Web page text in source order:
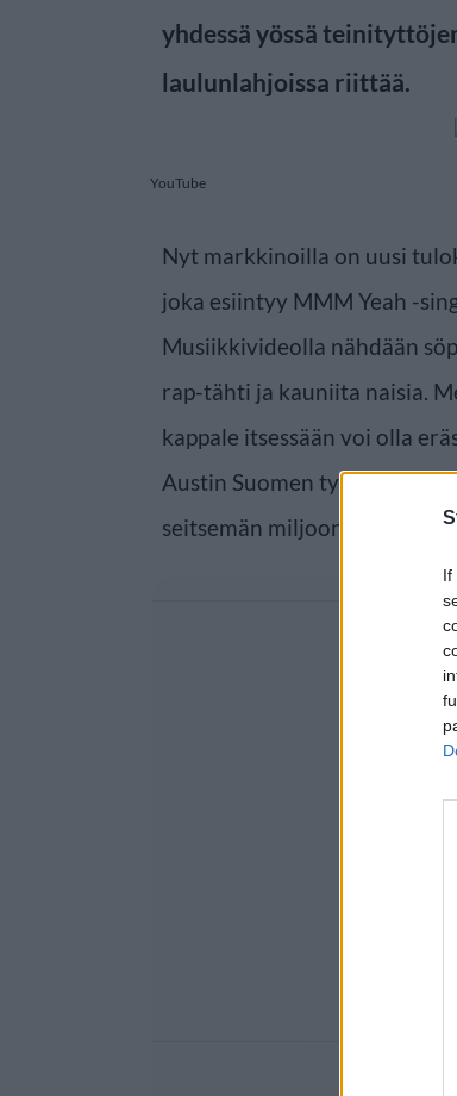
If
yhdessä yössä
laulunlahjoissa riittää.
YouTube
Nyt markkinoilla on uusi
joka esiintyy MMM Yeah -
Musiikkivideolla nähdään
rap-tähti ja kauniita naisia.
kappale itsessään voi olla
Austin Suomen tyttösiin?
seitsemän miljoonaa